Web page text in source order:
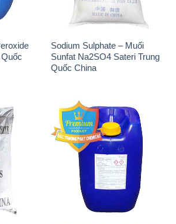
Sodium Sulphate – Muối
Sunfat Na2SO4 Sateri Trung
Quốc China